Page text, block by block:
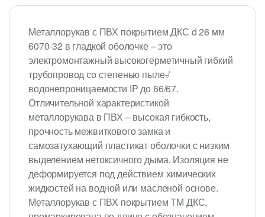
Металлорукав с ПВХ покрытием ДКС d 26 мм
6070-32 в гладкой оболочке – это
электромонтажный высокогерметичный гибкий
трубопровод со степенью пыле-/
водонепроницаемости IP до 66/67.
Отличительной характеристикой
металлорукава в ПВХ – высокая гибкость,
прочность межвиткового замка и
самозатухающий пластикат оболочки с низким
выделением нетоксичного дыма. Изоляция не
деформируется под действием химических
жидкостей на водной или масленой основе.
Металлорукав с ПВХ покрытием ТМ ДКС,